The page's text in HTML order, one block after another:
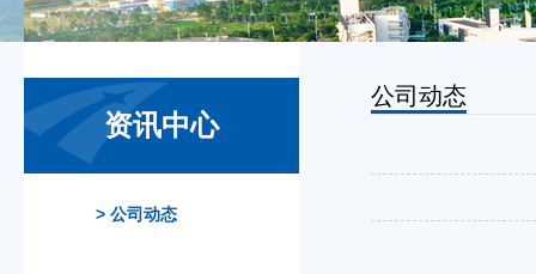
资讯中心
公司动态
> 公司动态